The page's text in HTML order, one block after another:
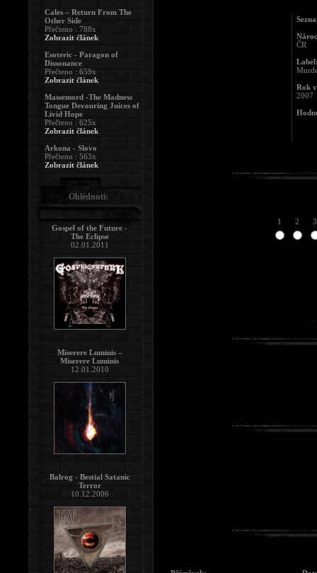
ČR
Rok
2007
1 2 3
Cales – Return From The
Other Side
Přečteno : 788x
Zobrazit článek
Esoteric - Paragon of
Dissonance
Přečteno : 659x
Zobrazit článek
Massemord -The Madness
Tongue Devouring Juices of
Livid Hope
Přečteno : 625x
Zobrazit článek
Arkona - Slovo
Přečteno : 563x
Zobrazit článek
Ohlédnutí:
Gospel of the Future -
The Eclipse
02.01.2011
Miserere Luminis –
Miserere Luminis
12.01.2010
Balrog - Bestial Satanic
Terror
10.12.2006